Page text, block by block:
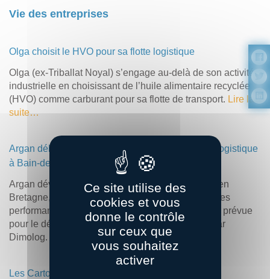
Vie des entreprises
Olga choisit le HVO pour sa flotte logistique
Olga (ex-Triballat Noyal) s’engage au-delà de son activité
industrielle en choisissant de l’huile alimentaire recyclée
(HVO) comme carburant pour sa flotte de transport. Lire la
suite…
Argan débute le chantier d’un nouveau bâtiment logistique
à Bain-de-Bretagne
Argan développe un site logistique de 20 000 m² en
Bretagne, au sud de Rennes. Présentant de bonnes
performances environnementales, sa livraison est prévue
pour le début de l’année 2025 et il sera occupé par
Dimolog.
Lire la suite…
Les Cartonnages Gourio changent de mains
Ce site utilise des
cookies et vous
donne le contrôle
sur ceux que
vous souhaitez
activer